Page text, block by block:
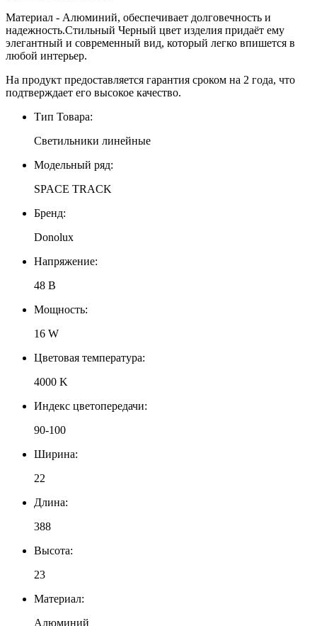
Материал - Алюминий, обеспечивает долговечность и
надежность.Стильный Черный цвет изделия придаёт ему
элегантный и современный вид, который легко впишется в
любой интерьер.
На продукт предоставляется гарантия сроком на 2 года, что
подтверждает его высокое качество.
Тип Товара:
Светильники линейные
Модельный ряд:
SPACE TRACK
Бренд:
Donolux
Напряжение:
48 В
Мощность:
16 W
Цветовая температура:
4000 K
Индекс цветопередачи:
90-100
Ширина:
22
Длина:
388
Высота:
23
Материал:
Алюминий